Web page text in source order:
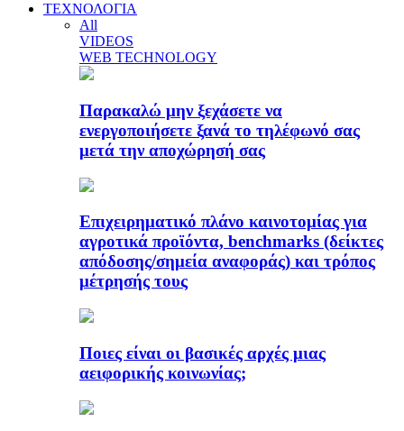
ΤΕΧΝΟΛΟΓΙΑ
All
VIDEOS
WEB TECHNOLOGY
Παρακαλώ μην ξεχάσετε να
ενεργοποιήσετε ξανά το τηλέφωνό σας
μετά την αποχώρησή σας
Επιχειρηματικό πλάνο καινοτομίας για
αγροτικά προϊόντα, benchmarks (δείκτες
απόδοσης/σημεία αναφοράς) και τρόπος
μέτρησής τους
Ποιες είναι οι βασικές αρχές μιας
αειφορικής κοινωνίας;